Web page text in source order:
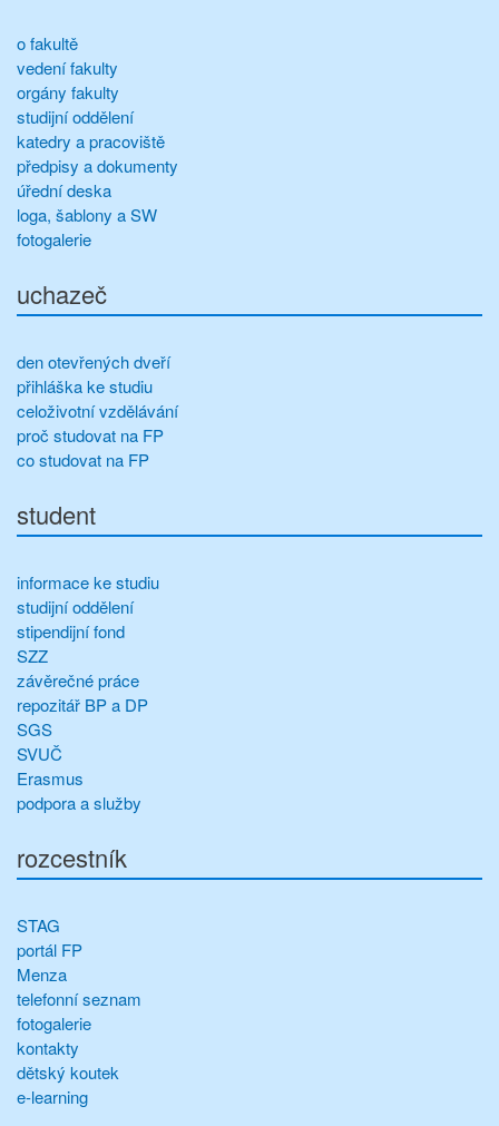
o fakultě
vedení fakulty
orgány fakulty
studijní oddělení
katedry a pracoviště
předpisy a dokumenty
úřední deska
loga, šablony a SW
fotogalerie
uchazeč
den otevřených dveří
přihláška ke studiu
celoživotní vzdělávání
proč studovat na FP
co studovat na FP
student
informace ke studiu
studijní oddělení
stipendijní fond
SZZ
závěrečné práce
repozitář BP a DP
SGS
SVUČ
Erasmus
podpora a služby
rozcestník
STAG
portál FP
Menza
telefonní seznam
fotogalerie
kontakty
dětský koutek
e-learning